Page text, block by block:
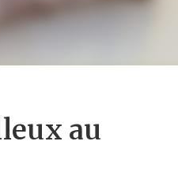
au